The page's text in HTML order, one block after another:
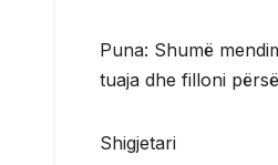
Puna: Shumë
tuaja dhe filloni
Shigjetari